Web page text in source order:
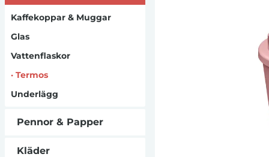
Kaffekoppar & Muggar
Glas
Vattenflaskor
· Termos
Underlägg
Pennor & Papper
Kläder
sockerrör
tillverkning
kompatibel,